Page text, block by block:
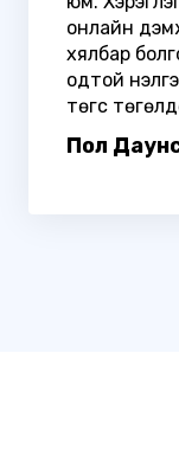
онлайн
хялбар
одтой
төгс
Пол